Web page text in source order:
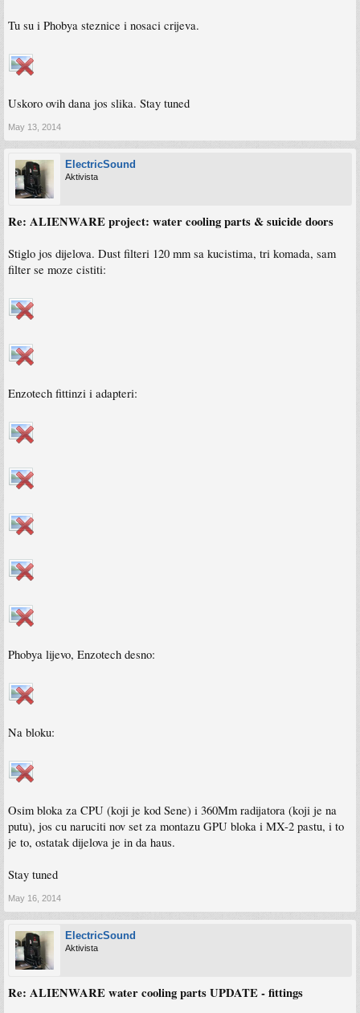
Tu su i Phobya steznice i nosaci crijeva.
Uskoro ovih dana jos slika. Stay tuned
May 13, 2014
ElectricSound
Aktivista
Re: ALIENWARE project: water cooling parts & suicide doors
Stiglo jos dijelova. Dust filteri 120 mm sa kucistima, tri komada, sam
filter se moze cistiti:
Enzotech fittinzi i adapteri:
Phobya lijevo, Enzotech desno:
Na bloku:
Osim bloka za CPU (koji je kod Sene) i 360Mm radijatora (koji je na
putu), jos cu naruciti nov set za montazu GPU bloka i MX-2 pastu, i to
je to, ostatak dijelova je in da haus.
Stay tuned
May 16, 2014
ElectricSound
Aktivista
Re: ALIENWARE water cooling parts UPDATE - fittings